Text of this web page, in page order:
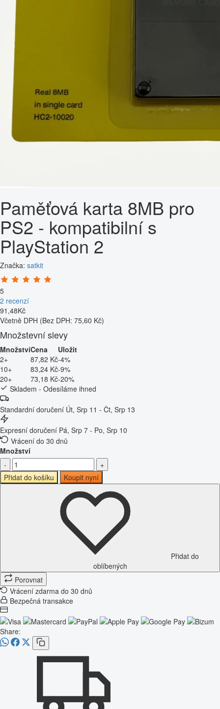
Paměťová karta 8MB pro
PS2 - kompatibilní s
PlayStation 2
Značka: satkit
5
2 recenzí
91 ,48Kč
Včetně DPH (Bez DPH: 75,60 Kč)
Množstevní slevy
MnožstvíCena
Uložit
2+
87,82 Kč-4%
10+
83,24 Kč-9%
20+
73,18 Kč-20%
Skladem - Odesíláme ihned
Standardní doručení Út, Srp 11 - Čt, Srp 13
Expresní doručení Pá, Srp 7 - Po, Srp 10
Vrácení do 30 dnů
Množství
-
+
Přidat do košíku
Koupit nyní
Přidat do
oblíbených
Porovnat
Vrácení zdarma do 30 dnů
Bezpečná transakce
Share: